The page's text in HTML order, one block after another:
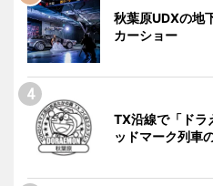
秋葉原UDXの地
カーショー
TX沿線で「ドラ
ッドマーク列車